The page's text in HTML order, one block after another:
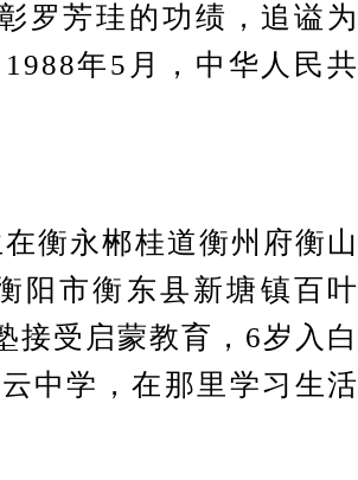
罗芳珪的功绩，追谥为
年5月，中华人民共
衡永郴桂道衡州府衡山
阳市衡东县新塘镇百叶
接受启蒙教育，6岁入白
中学，在那里学习生活